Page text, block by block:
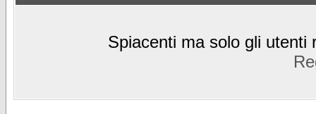
Spiacenti ma solo gli utenti